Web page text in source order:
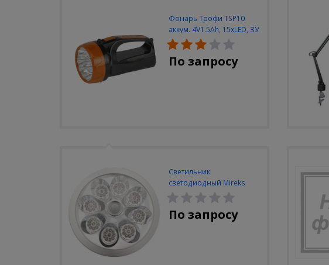
Фонарь Трофи TSP10
аккум. 4V1.5Ah, 15xLED, ЗУ
вилка 220V
По запросу
Светильник
светодиодный Mireks
С-310-80-S (5W/4000-
5000K/500lm/датчик
движения)
По запросу